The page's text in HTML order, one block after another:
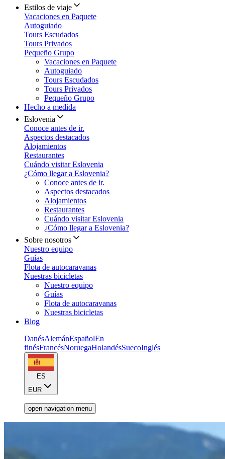
Estilos de viaje
Vacaciones en Paquete
Autoguiado
Tours Escudados
Tours Privados
Pequeño Grupo
Vacaciones en Paquete
Autoguiado
Tours Escudados
Tours Privados
Pequeño Grupo
Hecho a medida
Eslovenia
Conoce antes de ir.
Aspectos destacados
Alojamientos
Restaurantes
Cuándo visitar Eslovenia
¿Cómo llegar a Eslovenia?
Conoce antes de ir.
Aspectos destacados
Alojamientos
Restaurantes
Cuándo visitar Eslovenia
¿Cómo llegar a Eslovenia?
Sobre nosotros
Nuestro equipo
Guías
Flota de autocaravanas
Nuestras bicicletas
Nuestro equipo
Guías
Flota de autocaravanas
Nuestras bicicletas
Blog
DanésAlemánEspañolEn
finésFrancésNoruegaHolandésSuecoInglés
ES
EUR
open navigation menu